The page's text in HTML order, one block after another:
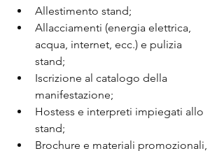
Allestimento stand;
Allacciamenti (energia elettrica,
acqua, internet, ecc.) e pulizia
stand;
Iscrizione al catalogo della
manifestazione;
Hostess e interpreti impiegati allo
stand;
Brochure e materiali promozionali,